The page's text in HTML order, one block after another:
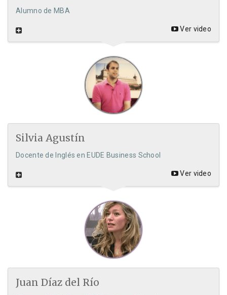
Alumno de MBA
Ver video
Silvia Agustín
Docente de Inglés en EUDE Business School
Ver video
Juan Díaz del Río